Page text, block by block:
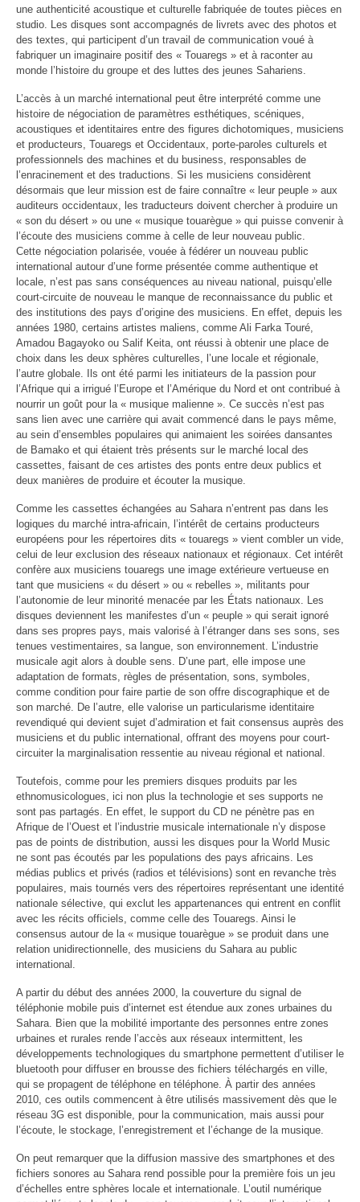
une authenticité acoustique et culturelle fabriquée de toutes pièces en
studio. Les disques sont accompagnés de livrets avec des photos et
des textes, qui participent d’un travail de communication voué à
fabriquer un imaginaire positif des « Touaregs » et à raconter au
monde l’histoire du groupe et des luttes des jeunes Sahariens.
L’accès à un marché international peut être interprété comme une
histoire de négociation de paramètres esthétiques, scéniques,
acoustiques et identitaires entre des figures dichotomiques, musiciens
et producteurs, Touaregs et Occidentaux, porte-paroles culturels et
professionnels des machines et du business, responsables de
l’enracinement et des traductions. Si les musiciens considèrent
désormais que leur mission est de faire connaître « leur peuple » aux
auditeurs occidentaux, les traducteurs doivent chercher à produire un
« son du désert » ou une « musique touarègue » qui puisse convenir à
l’écoute des musiciens comme à celle de leur nouveau public.
Cette négociation polarisée, vouée à fédérer un nouveau public
international autour d’une forme présentée comme authentique et
locale, n’est pas sans conséquences au niveau national, puisqu’elle
court-circuite de nouveau le manque de reconnaissance du public et
des institutions des pays d’origine des musiciens. En effet, depuis les
années 1980, certains artistes maliens, comme Ali Farka Touré,
Amadou Bagayoko ou Salif Keita, ont réussi à obtenir une place de
choix dans les deux sphères culturelles, l’une locale et régionale,
l’autre globale. Ils ont été parmi les initiateurs de la passion pour
l’Afrique qui a irrigué l’Europe et l’Amérique du Nord et ont contribué à
nourrir un goût pour la « musique malienne ». Ce succès n’est pas
sans lien avec une carrière qui avait commencé dans le pays même,
au sein d’ensembles populaires qui animaient les soirées dansantes
de Bamako et qui étaient très présents sur le marché local des
cassettes, faisant de ces artistes des ponts entre deux publics et
deux manières de produire et écouter la musique.
Comme les cassettes échangées au Sahara n’entrent pas dans les
logiques du marché intra-africain, l’intérêt de certains producteurs
européens pour les répertoires dits « touaregs » vient combler un vide,
celui de leur exclusion des réseaux nationaux et régionaux. Cet intérêt
confère aux musiciens touaregs une image extérieure vertueuse en
tant que musiciens « du désert » ou « rebelles », militants pour
l’autonomie de leur minorité menacée par les États nationaux. Les
disques deviennent les manifestes d’un « peuple » qui serait ignoré
dans ses propres pays, mais valorisé à l’étranger dans ses sons, ses
tenues vestimentaires, sa langue, son environnement. L’industrie
musicale agit alors à double sens. D’une part, elle impose une
adaptation de formats, règles de présentation, sons, symboles,
comme condition pour faire partie de son offre discographique et de
son marché. De l’autre, elle valorise un particularisme identitaire
revendiqué qui devient sujet d’admiration et fait consensus auprès des
musiciens et du public international, offrant des moyens pour court-
circuiter la marginalisation ressentie au niveau régional et national.
Toutefois, comme pour les premiers disques produits par les
ethnomusicologues, ici non plus la technologie et ses supports ne
sont pas partagés. En effet, le support du CD ne pénètre pas en
Afrique de l’Ouest et l’industrie musicale internationale n’y dispose
pas de points de distribution, aussi les disques pour la World Music
ne sont pas écoutés par les populations des pays africains. Les
médias publics et privés (radios et télévisions) sont en revanche très
populaires, mais tournés vers des répertoires représentant une identité
nationale sélective, qui exclut les appartenances qui entrent en conflit
avec les récits officiels, comme celle des Touaregs. Ainsi le
consensus autour de la « musique touarègue » se produit dans une
relation unidirectionnelle, des musiciens du Sahara au public
international.
A partir du début des années 2000, la couverture du signal de
téléphonie mobile puis d’internet est étendue aux zones urbaines du
Sahara. Bien que la mobilité importante des personnes entre zones
urbaines et rurales rende l’accès aux réseaux intermittent, les
développements technologiques du smartphone permettent d’utiliser le
bluetooth pour diffuser en brousse des fichiers téléchargés en ville,
qui se propagent de téléphone en téléphone. À partir des années
2010, ces outils commencent à être utilisés massivement dès que le
réseau 3G est disponible, pour la communication, mais aussi pour
l’écoute, le stockage, l’enregistrement et l’échange de la musique.
On peut remarquer que la diffusion massive des smartphones et des
fichiers sonores au Sahara rend possible pour la première fois un jeu
d’échelles entre sphères locale et internationale. L’outil numérique